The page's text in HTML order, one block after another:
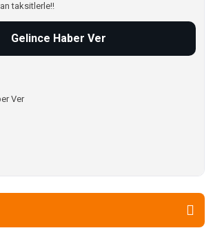
taksitlerle!!
Gelince Haber Ver
Ver